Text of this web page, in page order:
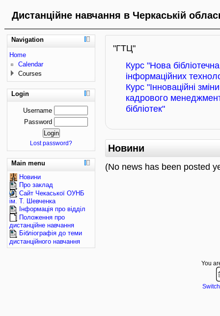
Дистанційне навчання в Черкаській
"ГТЦ"
Курс "Нова
інформаційних
Курс "Інноваційні
кадрового
бібліотек"
Новини
(No news has been posted
Navigation
Home
Calendar
Courses
Login
Username
Password
Lost password?
Main menu
Новини
Про заклад
Сайт Чекаської ОУНБ
ім. Т. Шевченка
Інформація про відділ
Положення про
дистанційне навчання
Бібліографія до теми
дистанційного навчання
You